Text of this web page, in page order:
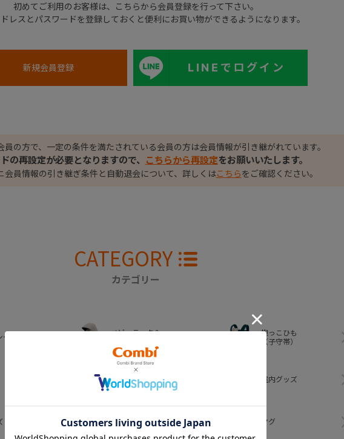
初めてご利用のお客様は、こちらから会員登録を行って下さい。
レスとパスワードを登録しておくと便利にお買い物ができるようになります。
LINEでログイン
員の方で、一定の条件を満たされている会員の方は会員情報が引き継がれています。
の再設定が必要となりますので、 こちらから再設定をお願いいたします。
会員情報の引き継ぎ条件と自動退会について、詳しくはこちらをご確認ください。
CATEGORY
カテゴリー
ト
ベビーラック＆
抱っこひも
（子守帯）
おむつ・
トイレグッズ
室内グッズ
ベビー食器 マグ